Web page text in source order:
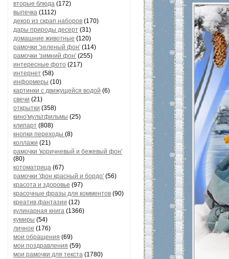
вторые блюда (172)
выпечка (1112)
декор из скрап.наборов (170)
дары природы десерт (31)
домашние животные (120)
рамочки 'зеленый фон' (114)
рамочки 'зимний фон' (255)
интересные фото (217)
интернет (58)
информеры (10)
картинки с движущейся водой (6)
свечи (21)
открытки (358)
кино'мультфильмы (25)
клипарт (808)
кнопки переходы (8)
коллажи (21)
рамочки 'коричневый и бежевый фон'
(80)
котоматрица (67)
рамочки 'фон красный и бордо' (56)
красота и здоровье (97)
красочные фразы для комментов (90)
креатив,фантазии (12)
кулинарная книга (1366)
кумиры (54)
личное (176)
мои обращения (69)
мои поздравления (59)
мои рамочки для текста (1780)